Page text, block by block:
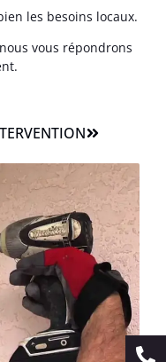
les besoins locaux.
vous répondrons